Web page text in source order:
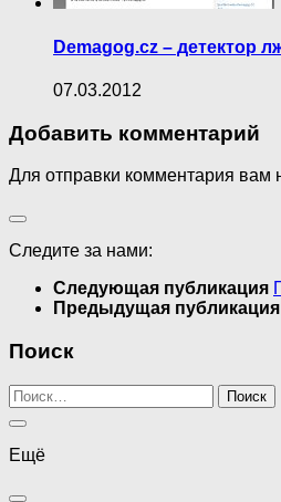
Demagog.cz – детектор
07.03.2012
Добавить комментарий
Для отправки комментария вам
Следите за нами:
Следующая публикация
Предыдущая публикация
Поиск
Найти:
Ещё